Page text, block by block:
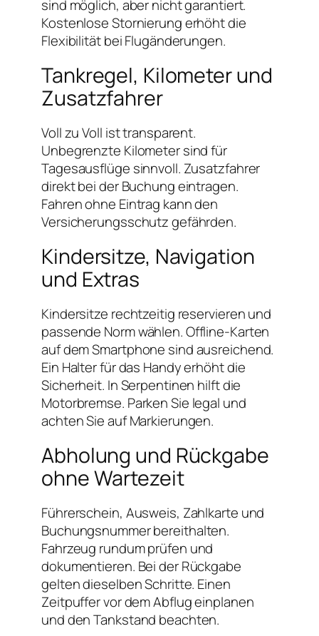
sind möglich, aber nicht garantiert.
Kostenlose Stornierung erhöht die
Flexibilität bei Flugänderungen.
Tankregel, Kilometer und
Zusatzfahrer
Voll zu Voll ist transparent.
Unbegrenzte Kilometer sind für
Tagesausflüge sinnvoll. Zusatzfahrer
direkt bei der Buchung eintragen.
Fahren ohne Eintrag kann den
Versicherungsschutz gefährden.
Kindersitze, Navigation
und Extras
Kindersitze rechtzeitig reservieren und
passende Norm wählen. Offline-Karten
auf dem Smartphone sind ausreichend.
Ein Halter für das Handy erhöht die
Sicherheit. In Serpentinen hilft die
Motorbremse. Parken Sie legal und
achten Sie auf Markierungen.
Abholung und Rückgabe
ohne Wartezeit
Führerschein, Ausweis, Zahlkarte und
Buchungsnummer bereithalten.
Fahrzeug rundum prüfen und
dokumentieren. Bei der Rückgabe
gelten dieselben Schritte. Einen
Zeitpuffer vor dem Abflug einplanen
und den Tankstand beachten.